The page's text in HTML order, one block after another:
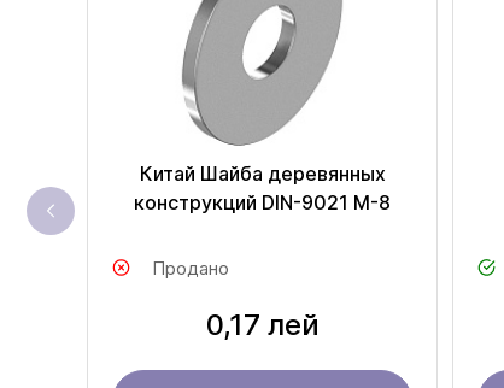
Китай Шайба деревянных
конструкций DIN-9021 M-8
Продано
0,17 лей